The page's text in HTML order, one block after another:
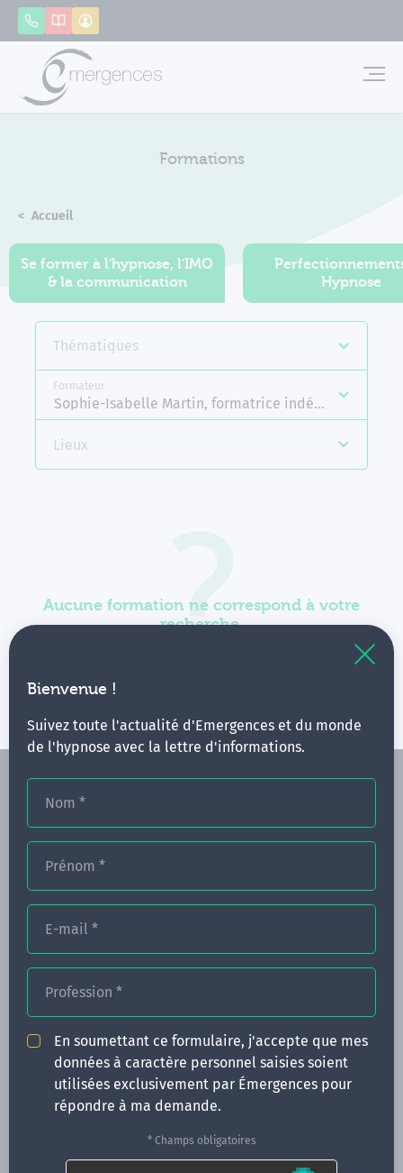
Bienvenue !
Suivez toute l'actualité d'Emergences et du monde
de l'hypnose avec la lettre d'informations.
Nom *
Prénom *
E-mail *
Profession *
En soumettant ce formulaire, j'accepte que mes
données à caractère personnel saisies soient
utilisées exclusivement par Émergences pour
répondre à ma demande.
* Champs obligatoires
AppelerCatalogue
Formations
Accueil
Se former à l'hypnose, l'IMO
& la communication
Hypnose
Thématiques
Formateur
Sophie-Isabelle Martin, formatrice indépendante
Lieux
Aucune formation ne correspond à votre
recherche.
Vous pouvez renouveler votre requête en élargissant
CONGRÈS
ACTUALITÉS
INFOS PRATIQUES
Qui sommes-nous ?
CONTACT
35000 Rennes
Panneau de gestion des cookies